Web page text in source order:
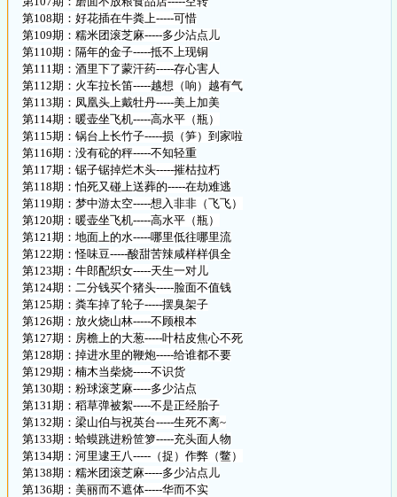
第108期：好花插在牛粪上-----可惜
第109期：糯米团滚芝麻-----多少沾点儿
第110期：隔年的金子-----抵不上现铜
第111期：酒里下了蒙汗药-----存心害人
第112期：火车拉长笛-----越想（响）越有气
第113期：凤凰头上戴牡丹-----美上加美
第114期：暖壶坐飞机-----高水平（瓶）
第115期：锅台上长竹子-----损（笋）到家啦
第116期：没有砣的秤-----不知轻重
第117期：锯子锯掉烂木头-----摧枯拉朽
第118期：怕死又碰上送葬的-----在劫难逃
第119期：梦中游太空-----想入非非（飞飞）
第120期：暖壶坐飞机-----高水平（瓶）
第121期：地面上的水-----哪里低往哪里流
第122期：怪味豆-----酸甜苦辣咸样样俱全
第123期：牛郎配织女-----天生一对儿
第124期：二分钱买个猪头-----脸面不值钱
第125期：粪车掉了轮子-----摆臭架子
第126期：放火烧山林-----不顾根本
第127期：房檐上的大葱-----叶枯皮焦心不死
第128期：掉进水里的鞭炮-----给谁都不要
第129期：楠木当柴烧-----不识货
第130期：粉球滚芝麻-----多少沾点
第131期：稻草弹被絮-----不是正经胎子
第132期：梁山伯与祝英台-----生死不离~
第133期：蛤蟆跳进粉笸箩-----充头面人物
第134期：河里逮王八-----（捉）作弊（鳖）
第138期：糯米团滚芝麻-----多少沾点儿
第136期：美丽而不遮体-----华而不实